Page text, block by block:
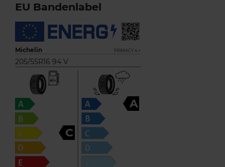
EU Bandenlabel
Michelin PRIMACY 4 +
205/55R16 94 V
C
A